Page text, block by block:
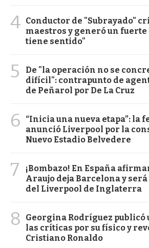
4 Conductor de "Subrayado"
maestros y generó un fuerte
tiene sentido"
5
De "la operación no se
difícil": contrapunto de
de Peñarol por De La Cruz
6
“Inicia una nueva etapa”: la
anunció Liverpool por la
Nuevo Estadio Belvedere
7
¡Bombazo! En España
Araujo deja Barcelona y
del Liverpool de Inglaterra
8
Georgina Rodríguez publicó
las críticas por su físico y
Cristiano Ronaldo